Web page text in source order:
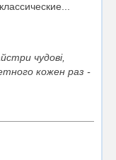
чудові,
кожен раз -